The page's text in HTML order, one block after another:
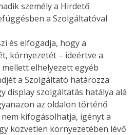
személy a Hirdető
a Szolgáltatóval
és elfogadja, hogy a
környezetét – ideértve a
elhelyezett egyéb
a Szolgáltató határozza
display szolgáltatás hatálya alá
az oldalon történő
kifogásolhatja, igényt a
közvetlen környezetében lévő